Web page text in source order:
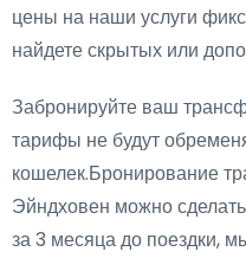
цены на наши услуги
найдете скрытых или
Забронируйте ваш
тарифы не будут
кошелек.Бронирование
Эйндховен можно
за 3 месяца до поездки,